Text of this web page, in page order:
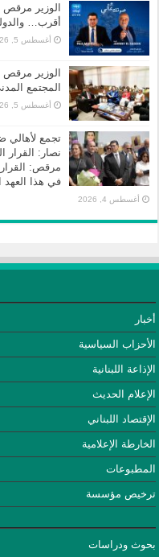
الوزير
أقرب…
أغسطس 5, 2026
الوزير مرقص
المجتمع
أغسطس 5, 2026
تجمع لأهالي
نصار: القرار
مرقص:
في هذا العهد
أغسطس 4, 2026
أخبار
الأحزاب السياسية
الإذاعة اللبنانية
الإعلام الحديث
الإقتصاد اللبناني
الخارطة الإعلامية
المطبوعات
ترخيص مؤسسة
بحوث ودراسات